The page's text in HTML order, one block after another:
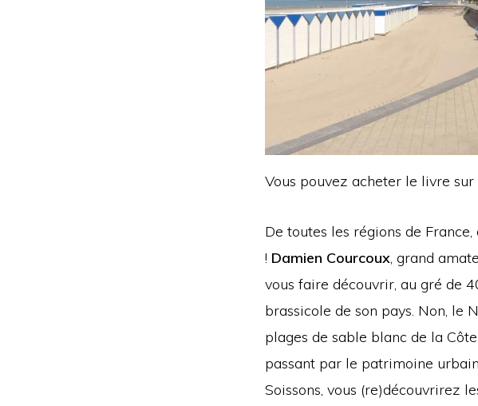
Vous pouvez acheter le livre sur
De toutes les régions de
! Damien Courcoux, grand
vous faire découvrir, au gré de
brassicole de son pays. Non, le
plages de sable blanc de la
passant par le patrimoine
Soissons, vous (re)découvrirez